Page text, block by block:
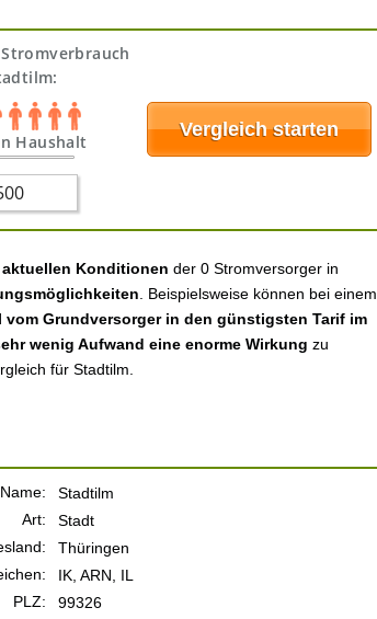
Haushalt
Konditionen der 0 Stromversorger in
. Beispielsweise können bei einem
vom Grundversorger in den günstigsten Tarif im
wenig Aufwand eine enorme Wirkung zu
für Stadtilm.
Name:
Stadtilm
Art:
Stadt
Thüringen
IK, ARN, IL
PLZ:
99326